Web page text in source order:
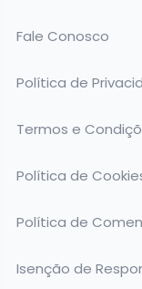
Fale Conosco
Política de
Termos e
Política de
Política de
Isenção de